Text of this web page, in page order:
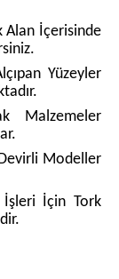
Alan İçerisinde
Yüzeyler
Malzemeler
Modeller
İşleri İçin Tork